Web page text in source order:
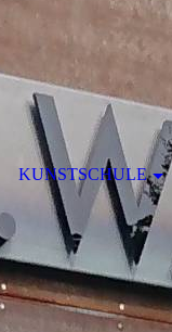
KUNSTSCHULE